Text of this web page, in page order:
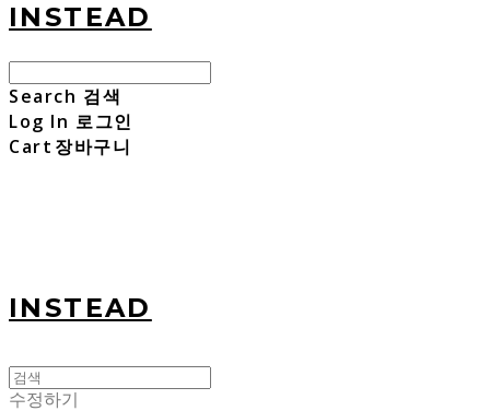
INSTEAD
Search 검색
Log In 로그인
Cart 장바구니
INSTEAD
수정하기